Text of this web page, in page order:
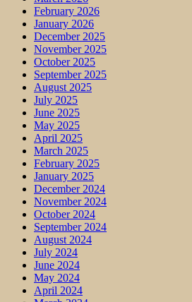
February 2026
January 2026
December 2025
November 2025
October 2025
September 2025
August 2025
July 2025
June 2025
May 2025
April 2025
March 2025
February 2025
January 2025
December 2024
November 2024
October 2024
September 2024
August 2024
July 2024
June 2024
May 2024
April 2024